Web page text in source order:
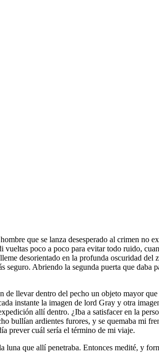
que se lanza desesperado al crimen no
poco a poco para evitar todo ruido,
desorientado en la profunda oscuridad del
Abriendo la segunda puerta que daba
llevar dentro del pecho un objeto mayor
instante la imagen de lord Gray y otra
allí dentro. ¿Iba a satisfacer en la
bullían ardientes furores, y se quemaba mi
prever cuál sería el término de mi viaje.
que allí penetraba. Entonces medité, y